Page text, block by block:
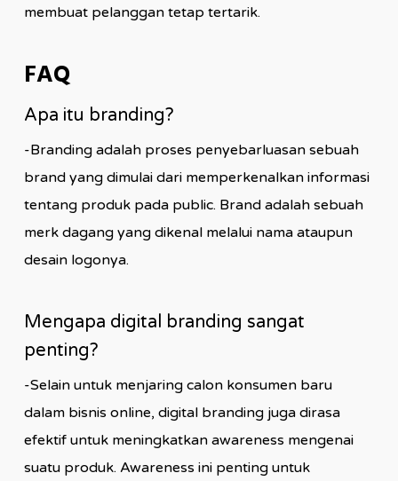
membuat pelanggan tetap tertarik.
FAQ
Apa itu branding?
-Branding adalah proses penyebarluasan sebuah
brand yang dimulai dari memperkenalkan informasi
tentang produk pada public. Brand adalah sebuah
merk dagang yang dikenal melalui nama ataupun
desain logonya.
Mengapa digital branding sangat
penting?
-Selain untuk menjaring calon konsumen baru
dalam bisnis online, digital branding juga dirasa
efektif untuk meningkatkan awareness mengenai
suatu produk. Awareness ini penting untuk